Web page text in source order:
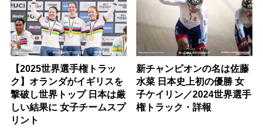
【2025世界選手権トラッ
ク】オランダがイギリスを
撃破し世界トップ 日本は厳
しい結果に 女子チームスプ
リント
新チャンピオンの名は佐藤
水菜 日本史上初の優勝 女
子ケイリン／2024世界選手
権トラック・詳報